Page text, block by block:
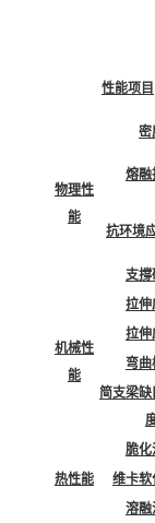
性能项目
物理性
能
密
熔融
抗环境
支撐
机械性
能
拉伸
拉伸
弯曲
简支梁缺
热性能
脆化
维卡软
溶融